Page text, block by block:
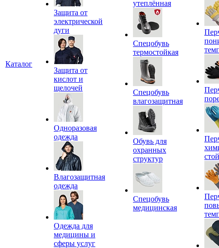
Каталог
Защита от
электрической
дуги
Защита от
кислот и
щелочей
Одноразовая
одежда
Влагозащитная
одежда
Одежда для
медицины и
сферы услуг
утеплённая
Спецобувь
термостойкая
Спецобувь
влагозащитная
Обувь для
охранных
структур
Спецобувь
медицинская